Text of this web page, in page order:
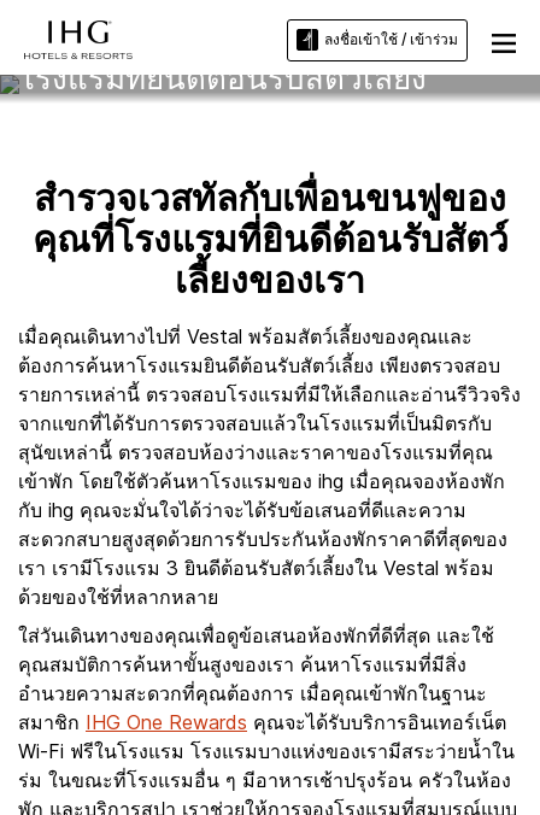
ลงชื่อเข้าใช้ / เข้าร่วม
โรงแรมที่ยินดีต้อนรับสัตว์เลี้ยง
สำรวจเวสทัลกับเพื่อนขนฟูของ
คุณที่โรงแรมที่ยินดีต้อนรับสัตว์
เลี้ยงของเรา
เมื่อคุณเดินทางไปที่ Vestal พร้อมสัตว์เลี้ยงของคุณและ
ต้องการค้นหาโรงแรมยินดีต้อนรับสัตว์เลี้ยง เพียงตรวจสอบ
รายการเหล่านี้ ตรวจสอบโรงแรมที่มีให้เลือกและอ่านรีวิวจริง
จากแขกที่ได้รับการตรวจสอบแล้วในโรงแรมที่เป็นมิตรกับ
สุนัขเหล่านี้ ตรวจสอบห้องว่างและราคาของโรงแรมที่คุณ
เข้าพัก โดยใช้ตัวค้นหาโรงแรมของ ihg เมื่อคุณจองห้องพัก
กับ ihg คุณจะมั่นใจได้ว่าจะได้รับข้อเสนอที่ดีและความ
สะดวกสบายสูงสุดด้วยการรับประกันห้องพักราคาดีที่สุดของ
เรา เรามีโรงแรม 3 ยินดีต้อนรับสัตว์เลี้ยงใน Vestal พร้อม
ด้วยของใช้ที่หลากหลาย
ใส่วันเดินทางของคุณเพื่อดูข้อเสนอห้องพักที่ดีที่สุด และใช้
คุณสมบัติการค้นหาขั้นสูงของเรา ค้นหาโรงแรมที่มีสิ่ง
อำนวยความสะดวกที่คุณต้องการ เมื่อคุณเข้าพักในฐานะ
สมาชิก IHG One Rewards คุณจะได้รับบริการอินเทอร์เน็ต
Wi-Fi ฟรีในโรงแรม โรงแรมบางแห่งของเรามีสระว่ายน้ำใน
ร่ม ในขณะที่โรงแรมอื่น ๆ มีอาหารเช้าปรุงร้อน ครัวในห้อง
พัก และบริการสปา เราช่วยให้การจองโรงแรมที่สมบูรณ์แบบ